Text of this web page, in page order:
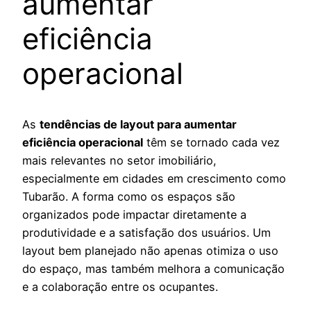
eficiência
operacional
As tendências de layout para aumentar
eficiência operacional têm se tornado cada vez
mais relevantes no setor imobiliário,
especialmente em cidades em crescimento como
Tubarão. A forma como os espaços são
organizados pode impactar diretamente a
produtividade e a satisfação dos usuários. Um
layout bem planejado não apenas otimiza o uso
do espaço, mas também melhora a comunicação
e a colaboração entre os ocupantes.